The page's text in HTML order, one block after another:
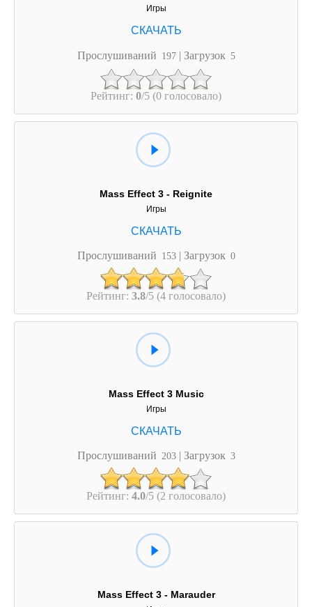
Игры
Прослушиваний 197 | Загрузок 5
Рейтинг: 0/5 (0 голосовало)
Mass Effect 3 - Reignite
Игры
Прослушиваний 153 | Загрузок 0
Рейтинг: 3.8/5 (4 голосовало)
Mass Effect 3 Music
Игры
Прослушиваний 203 | Загрузок 3
Рейтинг: 4.0/5 (2 голосовало)
Mass Effect 3 - Marauder